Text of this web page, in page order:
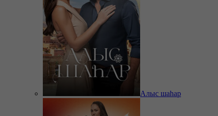
Алыс шаһар